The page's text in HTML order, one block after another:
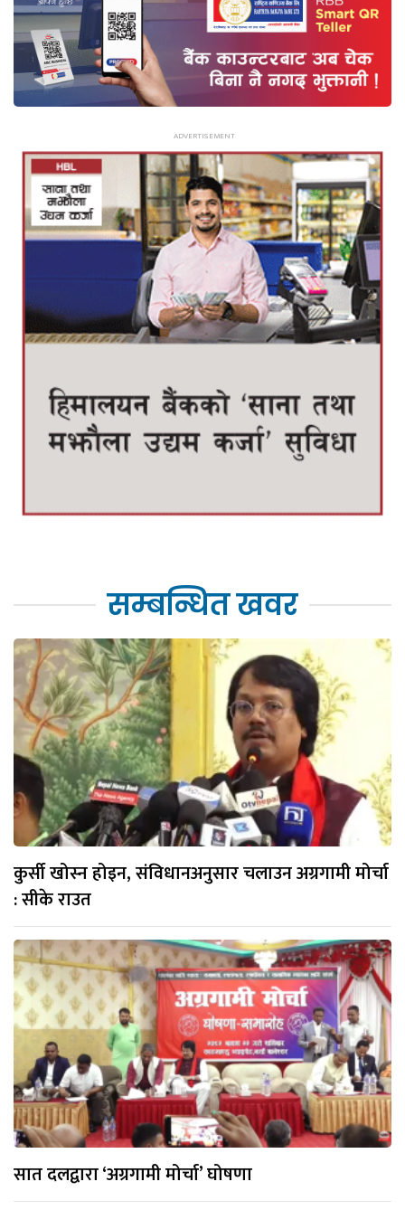
सम्बन्धित खवर
कुर्सी खोस्न होइन, संविधानअनुसार चलाउन अग्रगामी मोर्चा
: सीके राउत
सात दलद्वारा ‘अग्रगामी मोर्चा’ घोषणा